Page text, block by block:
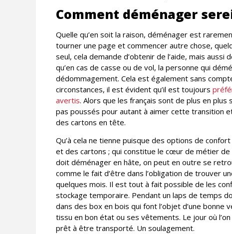
Comment déménager
Quelle qu’en soit la raison, déménager est
tourner une page et commencer autre chose,
seul, cela demande d’obtenir de l’aide, mais
qu’en cas de casse ou de vol, la personne qui
dédommagement. Cela est également sans
circonstances, il est évident qu’il est toujours
avertis. Alors que les français sont de plus en
pas poussés pour autant à aimer cette transition
des cartons en tête.
Qu’à cela ne tienne puisque des options de
et des cartons ; qui constitue le cœur de métier
doit déménager en hâte, on peut en outre se
comme le fait d’être dans l’obligation de trouver
quelques mois. Il est tout à fait possible de les
stockage temporaire. Pendant un laps de temps
dans des box en bois qui font l’objet d’une
tissu en bon état ou ses vêtements. Le jour où
prêt à être transporté. Un soulagement.